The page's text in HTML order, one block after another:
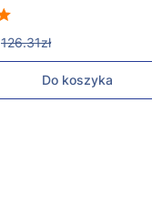
126.31zł
Do koszyka